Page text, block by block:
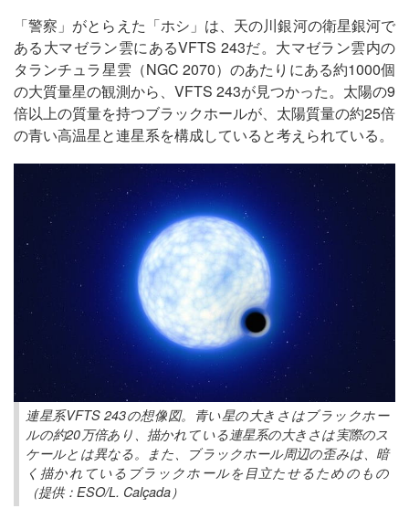
「警察」がとらえた「ホシ」は、天の川銀河の衛星銀河で
ある大マゼラン雲にあるVFTS 243だ。大マゼラン雲内の
タランチュラ星雲（NGC 2070）のあたりにある約1000個
の大質量星の観測から、VFTS 243が見つかった。太陽の9
倍以上の質量を持つブラックホールが、太陽質量の約25倍
の青い高温星と連星系を構成していると考えられている。
連星系VFTS 243の想像図。青い星の大きさはブラックホー
ルの約20万倍あり、描かれている連星系の大きさは実際のス
ケールとは異なる。また、ブラックホール周辺の歪みは、暗
く描かれているブラックホールを目立たせるためのもの
（提供：ESO/L. Calçada）